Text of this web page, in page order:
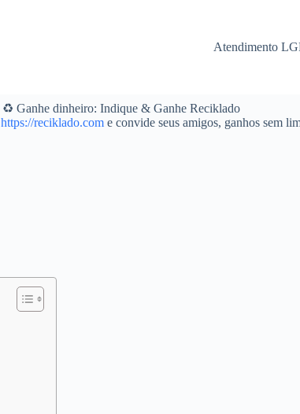
Atendimento
♻️ Ganhe dinheiro: Indique & Ganhe Reciklado
https://reciklado.come convide seus amigos, ganhos sem